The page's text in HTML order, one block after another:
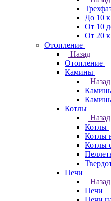
До 10
От 10
От 20
Отопление
Назад
Отопление
Камины
Назад
Котлы
Назад
Котлы
Котлы
Котлы
Печи
Назад
Печи